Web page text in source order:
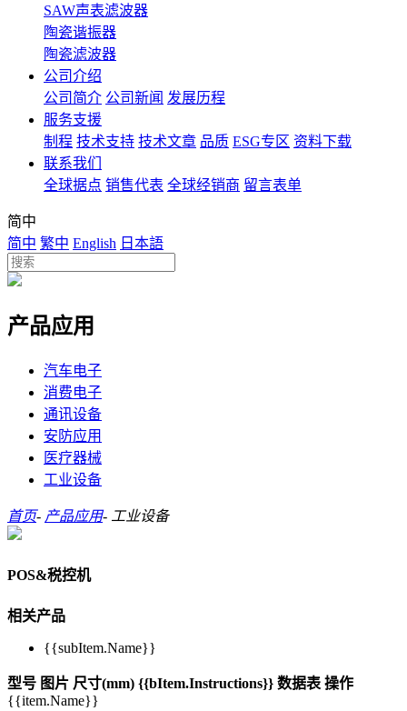
SAW声表滤波器
陶瓷谐振器
陶瓷滤波器
公司介绍
公司简介 公司新闻 发展历程
服务支援
制程 技术支持 技术文章 品质 ESG专区 资料下载
联系我们
全球据点 销售代表 全球经销商 留言表单
简中
简中 繁中 English 日本語
产品应用
汽车电子
消费电子
通讯设备
安防应用
医疗器械
工业设备
首页- 产品应用- 工业设备
POS&税控机
相关产品
{{subItem.Name}}
型号 图片 尺寸(mm) {{bItem.Instructions}} 数据表 操作
{{item.Name}}